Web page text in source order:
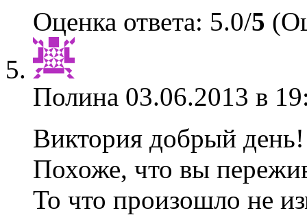
Оценка ответа: 5.0/5
Полина 03.06.2013 в
Виктория добрый день!
Похоже, что вы
То что произошло не